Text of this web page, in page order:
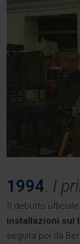
1994. I
Il debutto ufficiale
installazioni sul
seguita poi da